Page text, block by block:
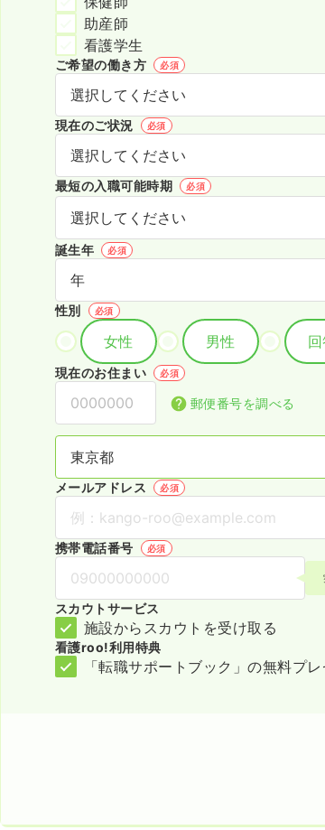
助産師
看護学生
ご希望の働き方 必須
現在のご状況 必須
最短の入職可能時期 必須
誕生年 必須
性別 必須
女性 男性
現在のお住まい 必須
郵便番号を調べる
メールアドレス 必須
携帯電話番号 必須
スカウトサービス
施設からスカウトを受け取る
看護roo!利用特典
「転職サポートブック」の無料プ